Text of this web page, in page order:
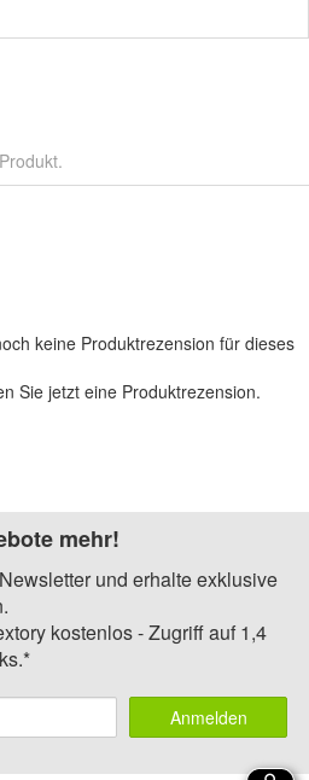
keine Produktrezension für dieses
Sie jetzt eine Produktrezension.
mehr!
und erhalte exklusive
kostenlos - Zugriff auf 1,4
Anmelden